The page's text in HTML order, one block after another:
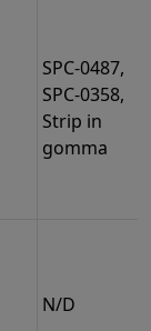
SPC-0487,
SPC-0358,
Strip in
gomma
N/D